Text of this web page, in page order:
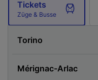
Tickets
Züge & Busse